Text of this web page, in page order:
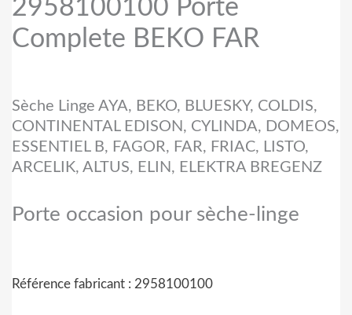
2958100100 Porte
Complete BEKO FAR
Sèche Linge AYA, BEKO, BLUESKY, COLDIS,
CONTINENTAL EDISON, CYLINDA, DOMEOS,
ESSENTIEL B, FAGOR, FAR, FRIAC, LISTO,
ARCELIK, ALTUS, ELIN, ELEKTRA BREGENZ
Porte occasion pour sèche-linge
Référence fabricant : 2958100100